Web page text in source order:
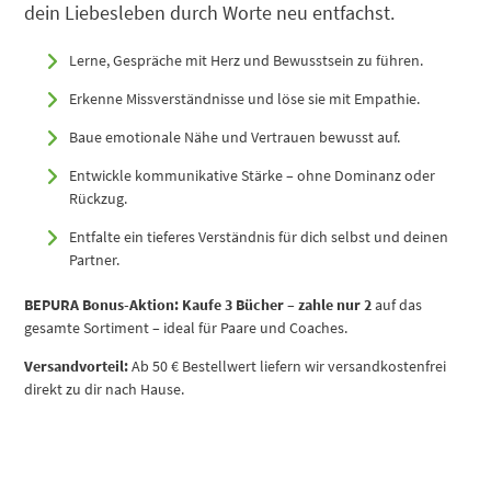
dein Liebesleben durch Worte neu entfachst.
Lerne, Gespräche mit Herz und Bewusstsein zu führen.
Erkenne Missverständnisse und löse sie mit Empathie.
Baue emotionale Nähe und Vertrauen bewusst auf.
Entwickle kommunikative Stärke – ohne Dominanz oder
Rückzug.
Entfalte ein tieferes Verständnis für dich selbst und deinen
Partner.
BEPURA Bonus-Aktion: Kaufe 3 Bücher – zahle nur 2auf das
gesamte Sortiment – ideal für Paare und Coaches.
Versandvorteil:Ab 50 € Bestellwert liefern wir versandkostenfrei
direkt zu dir nach Hause.